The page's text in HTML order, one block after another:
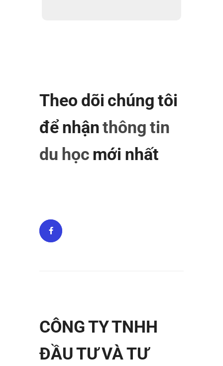
Theo dõi chúng tôi
để nhậnthông tin
du học mới nhất
CÔNG TY TNHH
ĐẦU TƯ VÀ TƯ